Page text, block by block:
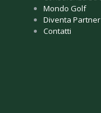
Mondo Golf
Diventa Partner
Contatti